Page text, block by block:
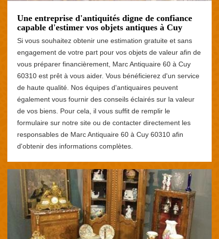
Une entreprise d'antiquités digne de confiance
capable d'estimer vos objets antiques à Cuy
Si vous souhaitez obtenir une estimation gratuite et sans
engagement de votre part pour vos objets de valeur afin de
vous préparer financièrement, Marc Antiquaire 60 à Cuy
60310 est prêt à vous aider. Vous bénéficierez d'un service
de haute qualité. Nos équipes d'antiquaires peuvent
également vous fournir des conseils éclairés sur la valeur
de vos biens. Pour cela, il vous suffit de remplir le
formulaire sur notre site ou de contacter directement les
responsables de Marc Antiquaire 60 à Cuy 60310 afin
d'obtenir des informations complètes.